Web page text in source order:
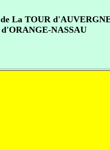
de La TOUR
d'ORANGE-NASSAU